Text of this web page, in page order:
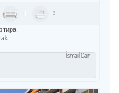
1 2
İsmail Can